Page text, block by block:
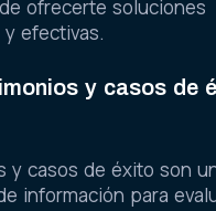
ofrecerte soluciones
efectivas.
y casos de
y casos de éxito son
información para